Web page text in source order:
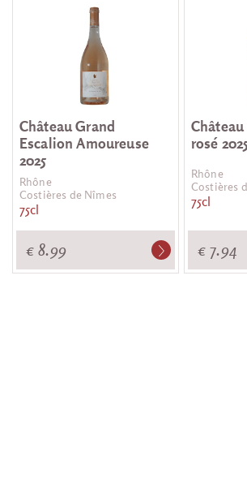
Château Grand
Escalion Amoureuse
2025
Rhône
Costières de Nîmes
75cl
€ 8.99
rosé
Rhône
Costières
75cl
€ 7.94